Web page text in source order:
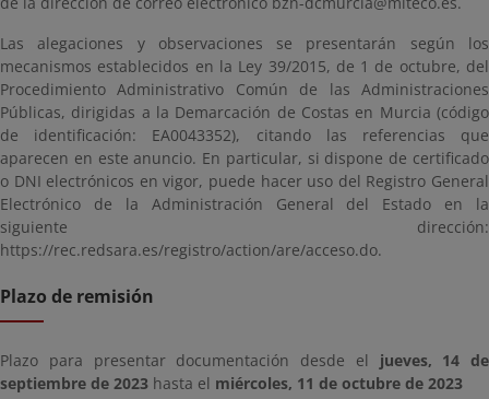
Las alegaciones y observaciones se presentarán según los
mecanismos establecidos en la Ley 39/2015, de 1 de octubre, del
Procedimiento Administrativo Común de las Administraciones
Públicas, dirigidas a la Demarcación de Costas en Murcia (código
de identificación: EA0043352), citando las referencias que
aparecen en este anuncio. En particular, si dispone de certificado
o DNI electrónicos en vigor, puede hacer uso del Registro General
Electrónico de la Administración General del Estado en la
siguiente dirección:
https://rec.redsara.es/registro/action/are/acceso.do.
Plazo de remisión
Plazo para presentar documentación desde el jueves, 14 de
septiembre de 2023 hasta el miércoles, 11 de octubre de 2023